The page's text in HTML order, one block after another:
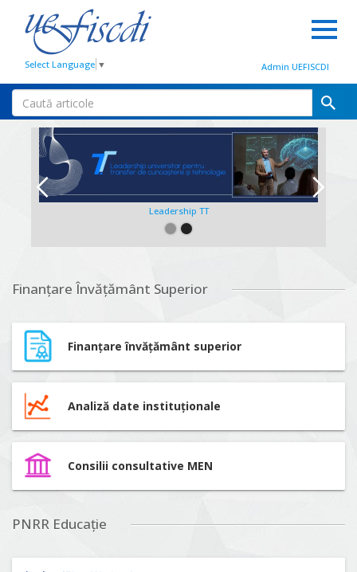
Select Language ▼ Admin UEFISCDI
Leadership TT
Finanțare Învățământ Superior
Finanțare învățământ superior
Analiză date instituționale
Consilii consultative MEN
PNRR Educație